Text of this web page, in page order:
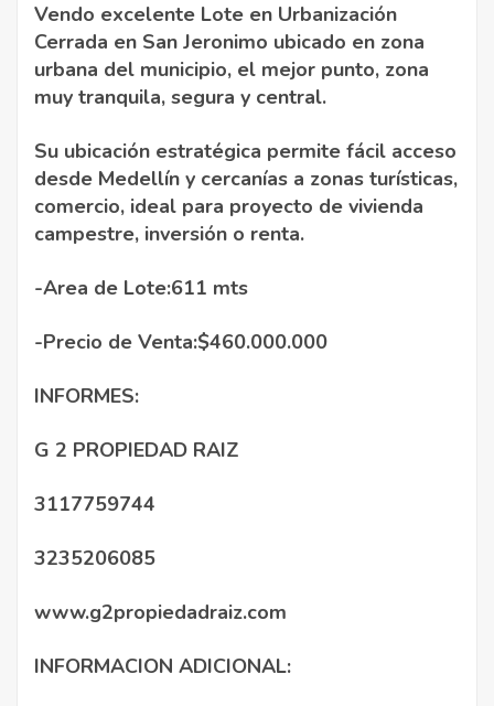
Vendo excelente Lote en Urbanización
Cerrada en San Jeronimo ubicado en zona
urbana del municipio, el mejor punto, zona
muy tranquila, segura y central.
Su ubicación estratégica permite fácil acceso
desde Medellín y cercanías a zonas turísticas,
comercio, ideal para proyecto de vivienda
campestre, inversión o renta.
-Area de Lote:611 mts
-Precio de Venta:$460.000.000
INFORMES:
G 2 PROPIEDAD RAIZ
3117759744
3235206085
www.g2propiedadraiz.com
INFORMACION ADICIONAL: